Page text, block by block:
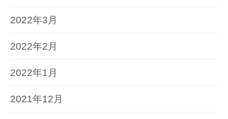
2022年3月
2022年2月
2022年1月
2021年12月